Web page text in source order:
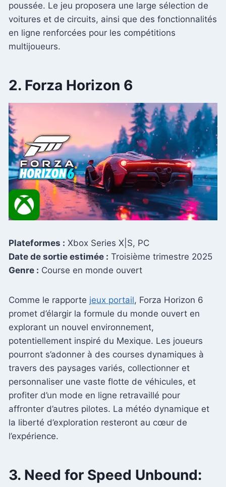
poussée. Le jeu proposera une large sélection de
voitures et de circuits, ainsi que des fonctionnalités
en ligne renforcées pour les compétitions
multijoueurs.
2. Forza Horizon 6
Plateformes : Xbox Series X|S, PC
Date de sortie estimée : Troisième trimestre 2025
Genre : Course en monde ouvert
Comme le rapporte jeux portail, Forza Horizon 6
promet d’élargir la formule du monde ouvert en
explorant un nouvel environnement,
potentiellement inspiré du Mexique. Les joueurs
pourront s’adonner à des courses dynamiques à
travers des paysages variés, collectionner et
personnaliser une vaste flotte de véhicules, et
profiter d’un mode en ligne retravaillé pour
affronter d’autres pilotes. La météo dynamique et
la liberté d’exploration resteront au cœur de
l’expérience.
3. Need for Speed Unbound: